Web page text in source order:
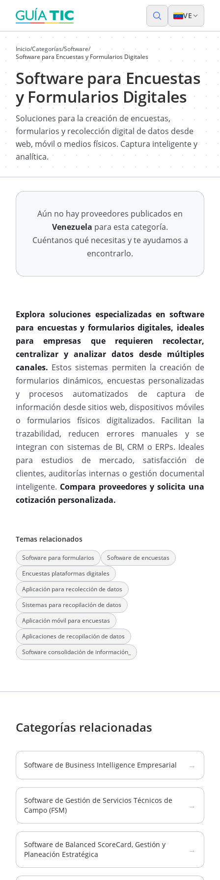
VE
Inicio/Categorías/Software/
Software para Encuestas y Formularios Digitales
Software para Encuestas
y Formularios Digitales
Soluciones para la creación de encuestas,
formularios y recolección digital de datos desde
web, móvil o medios físicos. Captura inteligente y
analítica.
Aún no hay proveedores publicados en
Venezuela para esta categoría.
Cuéntanos qué necesitas y te ayudamos a
encontrarlo.
Explora soluciones especializadas en software
para encuestas y formularios digitales, ideales
para empresas que requieren recolectar,
centralizar y analizar datos desde múltiples
canales. Estos sistemas permiten la creación de
formularios dinámicos, encuestas personalizadas
y procesos automatizados de captura de
información desde sitios web, dispositivos móviles
o formularios físicos digitalizados. Facilitan la
trazabilidad, reducen errores manuales y se
integran con sistemas de BI, CRM o ERPs. Ideales
para estudios de mercado, satisfacción de
clientes, auditorías internas o gestión documental
inteligente. Compara proveedores y solicita una
cotización personalizada.
Temas relacionados
Software para formularios
Software de encuestas
Encuestas plataformas digitales
Aplicación para recolección de datos
Sistemas para recopilación de datos
Aplicación móvil para encuestas
Aplicaciones de recopilación de datos
Software consolidación de información_
Categorías relacionadas
Software de Business Intelligence Empresarial →
Software de Gestión de Servicios Técnicos de
Campo (FSM)
→
Software de Balanced ScoreCard, Gestión y
Planeación Estratégica
→